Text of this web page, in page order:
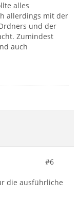
alles
allerdings mit der
und der
Zumindest
auch
#6
die ausführliche